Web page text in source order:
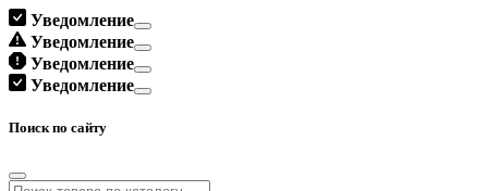
Уведомление
Уведомление
Уведомление
Уведомление
Поиск по сайту